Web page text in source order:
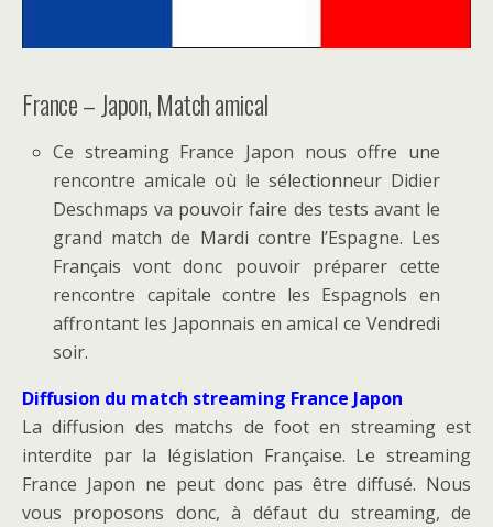
France – Japon, Match amical
Ce streaming France Japon nous offre une
rencontre amicale où le sélectionneur Didier
Deschmaps va pouvoir faire des tests avant le
grand match de Mardi contre l’Espagne. Les
Français vont donc pouvoir préparer cette
rencontre capitale contre les Espagnols en
affrontant les Japonnais en amical ce Vendredi
soir.
Diffusion du match streaming France Japon
La diffusion des matchs de foot en streaming est
interdite par la législation Française. Le streaming
France Japon ne peut donc pas être diffusé. Nous
vous proposons donc, à défaut du streaming, de